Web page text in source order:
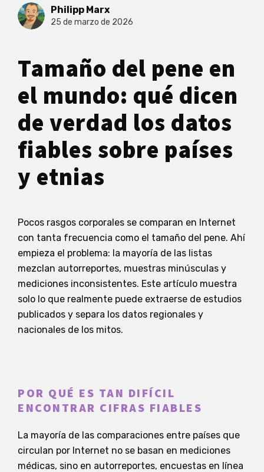
Philipp Marx
25 de marzo de 2026
Tamaño del pene en
el mundo: qué dicen
de verdad los datos
fiables sobre países
y etnias
Pocos rasgos corporales se comparan en Internet
con tanta frecuencia como el tamaño del pene. Ahí
empieza el problema: la mayoría de las listas
mezclan autorreportes, muestras minúsculas y
mediciones inconsistentes. Este artículo muestra
solo lo que realmente puede extraerse de estudios
publicados y separa los datos regionales y
nacionales de los mitos.
POR QUÉ ES TAN DIFÍCIL
ENCONTRAR CIFRAS FIABLES
La mayoría de las comparaciones entre países que
circulan por Internet no se basan en mediciones
médicas, sino en autorreportes, encuestas en línea